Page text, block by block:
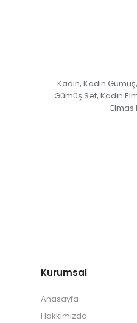
Kadın, Kadın Gümüş,
Gümüş Set, Kadın
Elmas
Kurumsal
Anasayfa
Hakkımızda